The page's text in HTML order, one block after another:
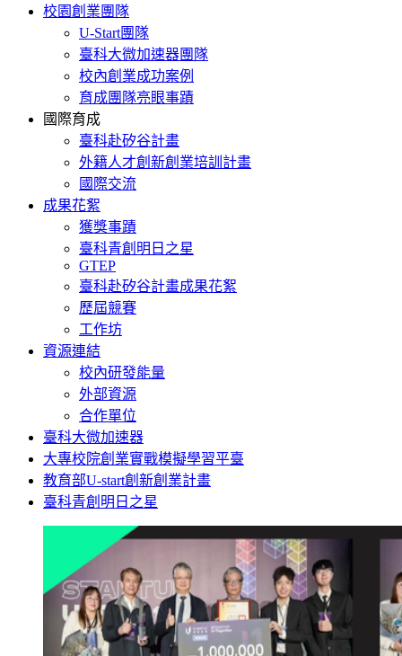
校園創業團隊
U-Start團隊
臺科大微加速器團隊
校內創業成功案例
育成團隊亮眼事蹟
國際育成
臺科赴矽谷計畫
外籍人才創新創業培訓計畫
國際交流
成果花絮
獲獎事蹟
臺科青創明日之星
GTEP
臺科赴矽谷計畫成果花絮
歷屆競賽
工作坊
資源連結
校內研發能量
外部資源
合作單位
臺科大微加速器
大專校院創業實戰模擬學習平臺
教育部U-start創新創業計畫
臺科青創明日之星